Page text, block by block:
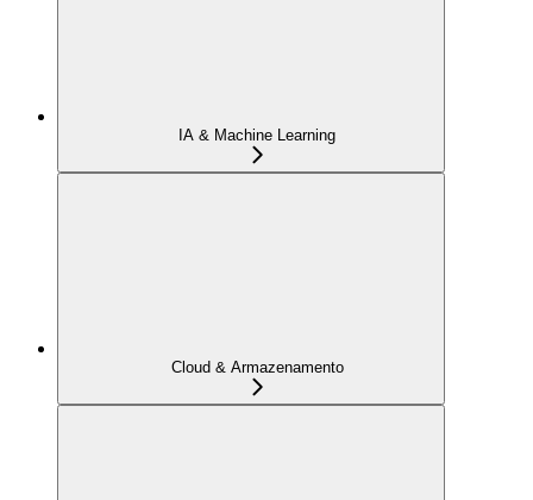
IA & Machine Learning
Cloud & Armazenamento